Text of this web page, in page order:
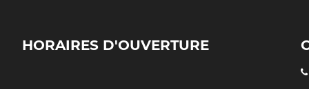
HORAIRES D'OUVERTURE